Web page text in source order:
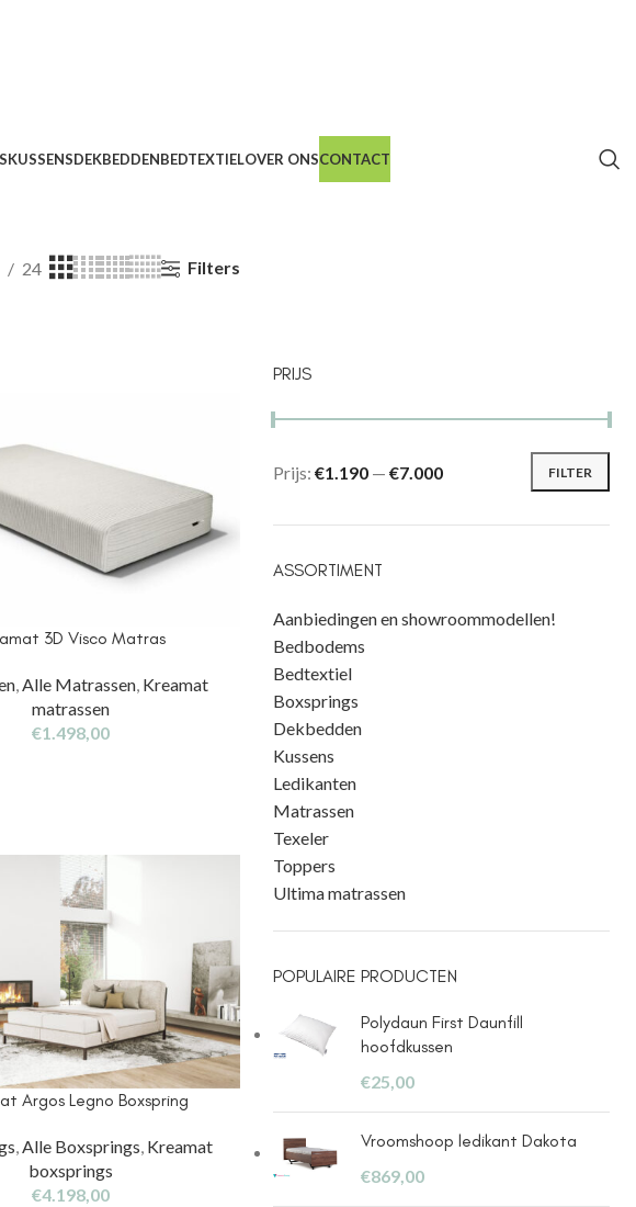
KUSSENSDEKBEDDENBEDTEXTIELOVER ONSCONTACT
24 Filters
3D Visco Matras
,Alle Matrassen, Kreamat
matrassen
€1.498,00
Argos Legno Boxspring
,Alle Boxsprings, Kreamat
boxsprings
€4.198,00
PRIJS
FILTER
Prijs: €1.190— €7.000
ASSORTIMENT
Aanbiedingen en showroommodellen!
Bedbodems
Bedtextiel
Boxsprings
Dekbedden
Kussens
Ledikanten
Matrassen
Texeler
Toppers
Ultima matrassen
POPULAIRE PRODUCTEN
Polydaun First Daunfill
hoofdkussen
€25,00
Vroomshoop ledikant Dakota
€869,00